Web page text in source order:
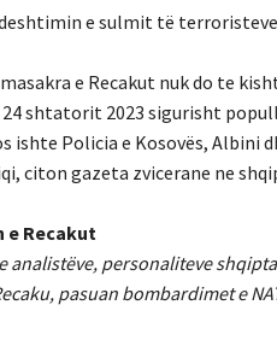
e sulmit të
e Recakut nuk do te
24 shtatorit 2023 sigurisht
Policia e Kosovës, Albini
citon gazeta zvicerane ne
e Recakut
analistëve, personaliteve
pasuan bombardimet e